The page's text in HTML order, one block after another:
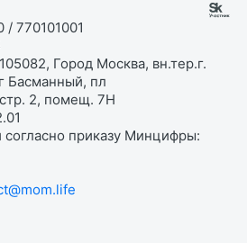
770101001
Город Москва, вн.тер.г.
Басманный, пл
стр. 2, помещ. 7Н
приказу Минцифры: